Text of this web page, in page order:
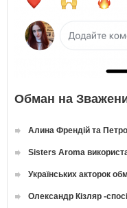
Обман на
Алина Френдій та
Sisters Aroma
Українських акторок
Олександр Кізляр -